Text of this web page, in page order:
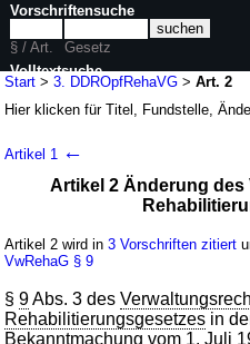
Start >3. DDROpfRehaVG >Art. 2
Hier klicken fürTitel, Fundstelle,
Opfer der politischen
ehemaligen DDR (3.
G. v. 21.08.2007 BGBl. I S. 2118(Nr.
4 Änderungen
wird in 8 Vorschriften zitiert
Artikel 1 ←
Artikel 2 Änderung
Artikel 2 wird in3 Vorschriften zitiert
VwRehaG § 9
§9Abs. 3 des
Rehabilitierungsgesetzes in
Bekanntmachung vom 1. Juli
Vorschriftensuche
§ / Art.
Gesetz
Volltextsuche
nur in 3. DDROpfRehaVG